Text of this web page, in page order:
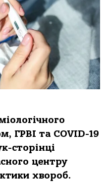
ГРВІ та COVID-19
сторінці
центру
хвороб.